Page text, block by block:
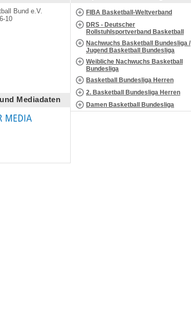
Bund e.V.
10
Mediadaten
FIBA Basketball-Weltverband
DRS - Deutscher
Rollstuhlsportverband Basketball
Nachwuchs Basketball Bundesliga /
Jugend Basketball Bundesliga
Weibliche Nachwuchs Basketball
Bundesliga
Basketball Bundesliga Herren
2. Basketball Bundesliga Herren
Damen Basketball Bundesliga